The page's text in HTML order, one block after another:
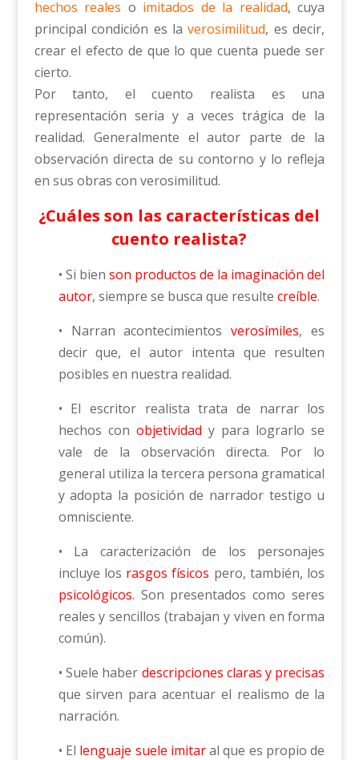
hechos reales o imitados de la realidad, cuya
principal condición es laverosimilitud, es decir,
crear el efecto de que lo que cuenta puede ser
cierto.
Por tanto, el cuento realista es una
representación seria y a veces trágica de la
realidad. Generalmente el autor parte de la
observación directa de su contorno y lo refleja
en sus obras con verosimilitud.
¿Cuáles son las características del
cuento realista?
• Si bien son productos de la imaginación del
autor, siempre se busca que resulte creíble.
• Narran acontecimientosverosímiles, es
decir que, el autor intenta que resulten
posibles en nuestra realidad.
• El escritor realista trata de narrar los
hechos con objetividad y para lograrlo se
vale de la observación directa. Por lo
general utiliza la tercera persona gramatical
y adopta la posición de narrador testigo u
omnisciente.
• La caracterización de los personajes
incluye los rasgos físicos pero, también, los
psicológicos. Son presentados como seres
reales y sencillos (trabajan y viven en forma
común).
• Suele haber descripciones claras y precisas
que sirven para acentuar el realismo de la
narración.
• El lenguaje suele imitaral que es propio de